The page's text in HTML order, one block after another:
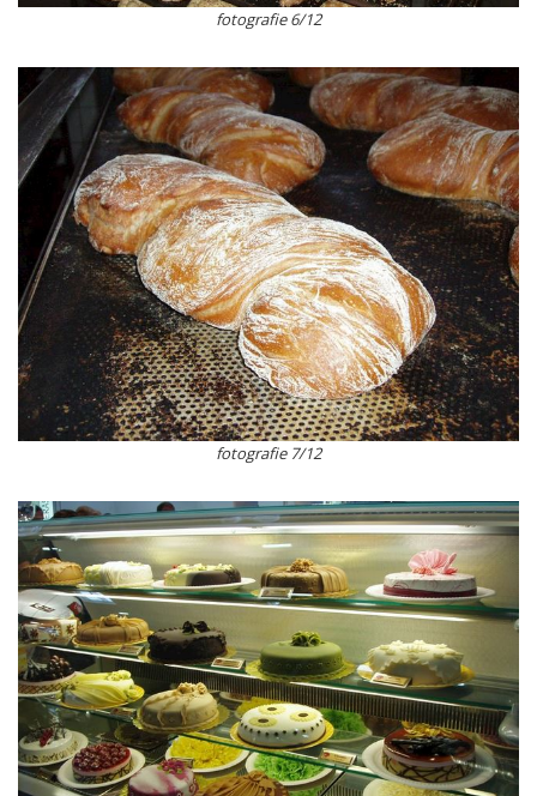
fotografie 6/12
fotografie 7/12